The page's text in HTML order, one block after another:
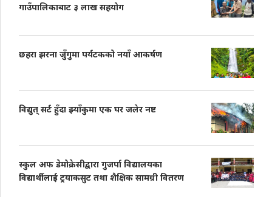
गाउँपालिकाबाट ३ लाख सहयोग
छहरा झरना जुँगुमा पर्यटकको नयाँ आकर्षण
विद्युत् सर्ट हुँदा झ्याँकुमा एक घर जलेर नष्ट
स्कुल अफ डेमोक्रेसीद्वारा गुजर्पा विद्यालयका
विद्यार्थीलाई ट्रयाकसुट तथा शैक्षिक सामग्री वितरण